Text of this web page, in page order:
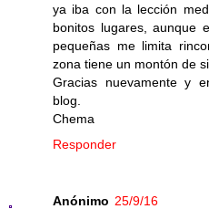
ya iba con la lección
bonitos lugares, aunque
pequeñas me limita
zona tiene un montón de
Gracias nuevamente y
blog.
Chema
Responder
Anónimo 25/9/16